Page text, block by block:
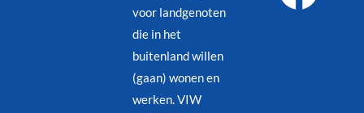
voor landgenoten
die in het
buitenland willen
(gaan) wonen en
werken. VIW